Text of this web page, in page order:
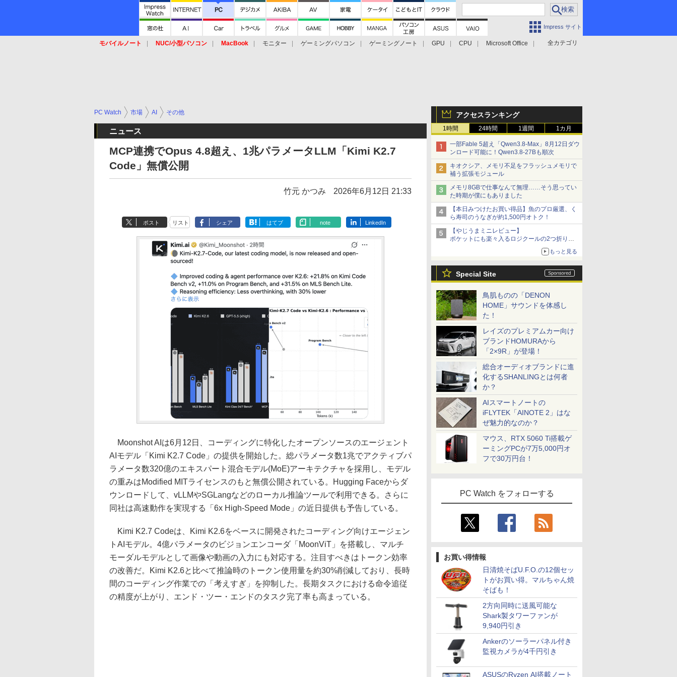
Impress サイト
全カテゴリ
モバイルノート NUC/小型パソコン MacBook モニター ゲーミングパソコン ゲーミングノート GPU CPU
Microsoft Office
アクセスランキング
1時間 24時間 1週間 1カ月
一部Fable 5超え「Qwen3.8-Max」8月12日ダウ
ンロード可能に！Qwen3.8-27Bも順次
キオクシア、メモリ不足をフラッシュメモリで
補う拡張モジュール
メモリ8GBで仕事なんて無理……そう思ってい
た時期が僕にもありました
【本日みつけたお買い得品】魚のプロ厳選、く
ら寿司のうなぎが約1,500円オトク！
【やじうまミニレビュー】
ポケットにも楽々入るロジクールの2つ折りマ
ウス「Mobi Fold」。その気になるギミックと
もっと見る
Special Site
鳥肌ものの「DENON
HOME」サウンドを体感し
た！
レイズのプレミアムカー向け
ブランドHOMURAから
「2×9R」が登場！
総合オーディオブランドに進
化するSHANLINGとは何者
か？
AIスマートノートの
iFLYTEK「AINOTE 2」はな
ぜ魅力的なのか？
マウス、RTX 5060 Ti搭載ゲ
ーミングPCが7万5,000円オ
フで30万円台！
PC Watch をフォローする
お買い得情報
日清焼そばU.F.O.の12個セッ
トがお買い得。マルちゃん焼
そばも！
2方向同時に送風可能な
Shark製タワーファンが
9,940円引き
Ankerのソーラーパネル付き
監視カメラが4千円引き
ASUSのRyzen AI搭載ノート
PC Watch 市場 AI その他
ニュース
MCP連携でOpus 4.8超え、1兆パラメータLLM「Kimi K2.7
Code」無償公開
竹元 かつみ 2026年6月12日 21:33
ポスト リスト シェア はてブ note LinkedIn
Moonshot AIは6月12日、コーディングに特化したオープンソースのエージェント
AIモデル「Kimi K2.7 Code」の提供を開始した。総パラメータ数1兆でアクティブパ
ラメータ数320億のエキスパート混合モデル(MoE)アーキテクチャを採用し、モデル
の重みはModified MITライセンスのもと無償公開されている。Hugging Faceからダ
ウンロードして、vLLMやSGLangなどのローカル推論ツールで利用できる。さらに
同社は高速動作を実現する「6x High-Speed Mode」の近日提供も予告している。
Kimi K2.7 Codeは、Kimi K2.6をベースに開発されたコーディング向けエージェン
トAIモデル。4億パラメータのビジョンエンコーダ「MoonViT」を搭載し、マルチ
モーダルモデルとして画像や動画の入力にも対応する。注目すべきはトークン効率
の改善だ。Kimi K2.6と比べて推論時のトークン使用量を約30%削減しており、長時
間のコーディング作業での「考えすぎ」を抑制した。長期タスクにおける命令追従
の精度が上がり、エンド・ツー・エンドのタスク完了率も高まっている。